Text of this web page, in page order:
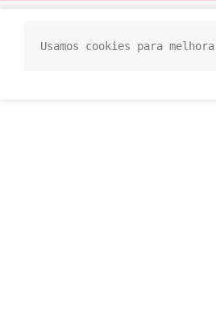
Usamos cookies para